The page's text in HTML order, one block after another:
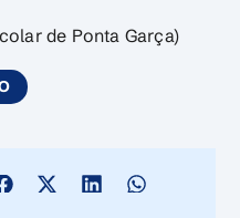
de Ponta Garça)